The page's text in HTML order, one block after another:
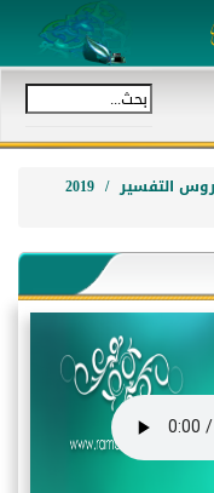
التفسير 2019